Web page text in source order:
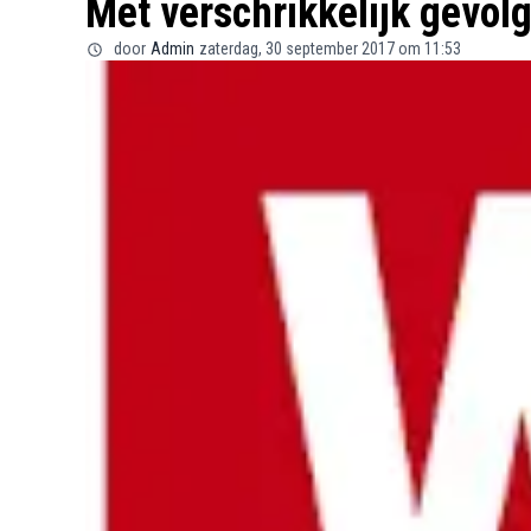
Met verschrikkelijk gevolg
door Admin zaterdag, 30 september 2017 om 11:53